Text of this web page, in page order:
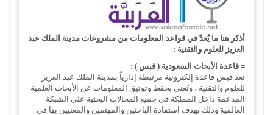
أذكر هنا ما يُعدّ في قواعد المعلومات من مشروعات مدينة الملك عبد
العزيز للعلوم والتقنية :
= قاعدة الأبحاث السعودية ( قبس ) :
تعد قبس قاعدة إلكترونية مرتبطة إدارياً بمدينة الملك عبد العزيز
للعلوم والتقنية ، وتُعنى بحفظ وتوثيق المعلومات عن الأبحاث العلمية
المدعمة داخل المملكة في جميع المجالات البحثية على الشبكة
العالمية وذلك بهدف استفادة الباحثين والمهتمين والمعنيين بها في